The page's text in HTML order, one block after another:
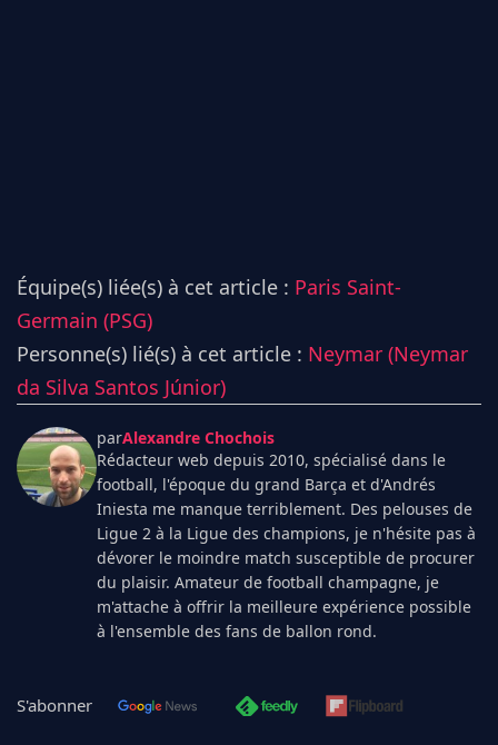
Équipe(s) liée(s) à cet article : Paris Saint-
Germain (PSG)
Personne(s) lié(s) à cet article : Neymar (Neymar
da Silva Santos Júnior)
parAlexandre Chochois
Rédacteur web depuis 2010, spécialisé dans le
football, l'époque du grand Barça et d'Andrés
Iniesta me manque terriblement. Des pelouses de
Ligue 2 à la Ligue des champions, je n'hésite pas à
dévorer le moindre match susceptible de procurer
du plaisir. Amateur de football champagne, je
m'attache à offrir la meilleure expérience possible
à l'ensemble des fans de ballon rond.
S'abonner